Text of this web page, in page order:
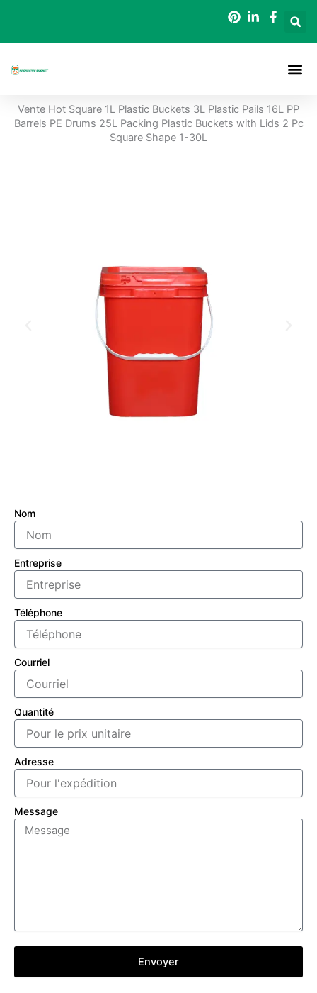
contenu
Vente Hot Square 1L Plastic Buckets 3L Plastic Pails 16L PP
Barrels PE Drums 25L Packing Plastic Buckets with Lids 2 Pc
Square Shape 1-30L
Nom
Entreprise
Téléphone
Courriel
Quantité
Adresse
Message
Envoyer